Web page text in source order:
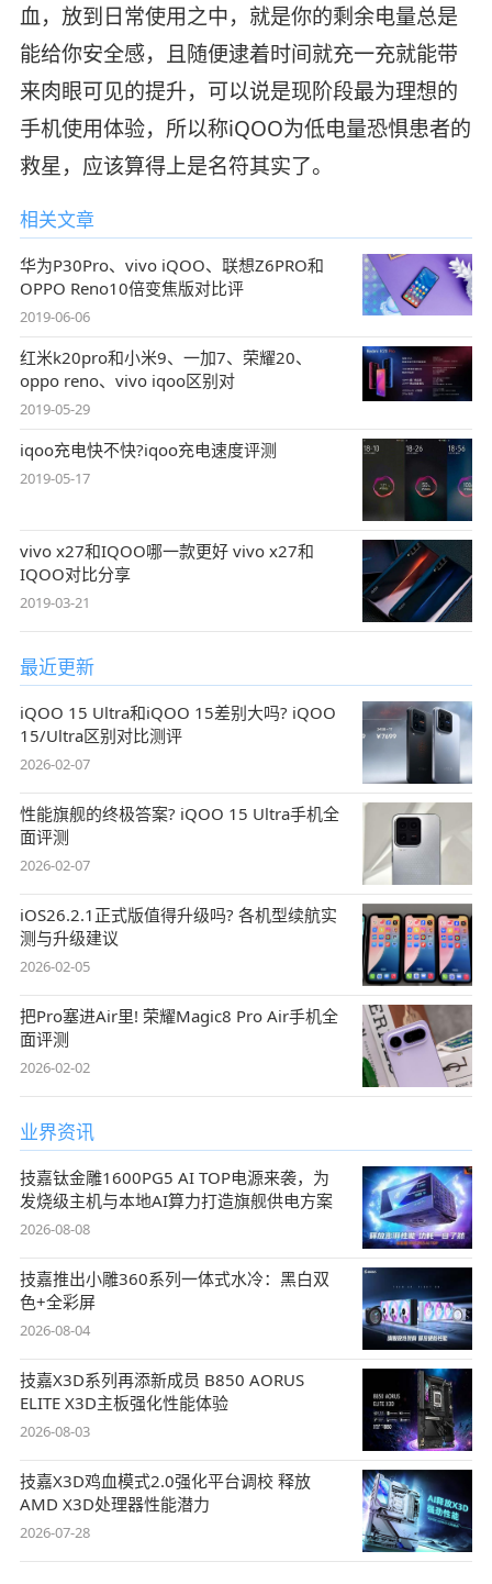
血，放到日常使用之中，就是你的剩余电量总是
能给你安全感，且随便逮着时间就充一充就能带
来肉眼可见的提升，可以说是现阶段最为理想的
手机使用体验，所以称iQOO为低电量恐惧患者的
救星，应该算得上是名符其实了。
相关文章
华为P30Pro、vivo iQOO、联想Z6PRO和
OPPO Reno10倍变焦版对比评
2019-06-06
红米k20pro和小米9、一加7、荣耀20、
oppo reno、vivo iqoo区别对
2019-05-29
iqoo充电快不快?iqoo充电速度评测
2019-05-17
vivo x27和IQOO哪一款更好 vivo x27和
IQOO对比分享
2019-03-21
最近更新
iQOO 15 Ultra和iQOO 15差别大吗? iQOO
15/Ultra区别对比测评
2026-02-07
性能旗舰的终极答案? iQOO 15 Ultra手机全
面评测
2026-02-07
iOS26.2.1正式版值得升级吗? 各机型续航实
测与升级建议
2026-02-05
把Pro塞进Air里! 荣耀Magic8 Pro Air手机全
面评测
2026-02-02
业界资讯
技嘉钛金雕1600PG5 AI TOP电源来袭，为
发烧级主机与本地AI算力打造旗舰供电方案
2026-08-08
技嘉推出小雕360系列一体式水冷：黑白双
色+全彩屏
2026-08-04
技嘉X3D系列再添新成员 B850 AORUS
ELITE X3D主板强化性能体验
2026-08-03
技嘉X3D鸡血模式2.0强化平台调校 释放
AMD X3D处理器性能潜力
2026-07-28